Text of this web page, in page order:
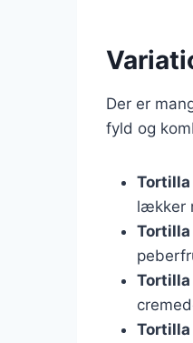
Der er
fyld og
lækker
Tortilla